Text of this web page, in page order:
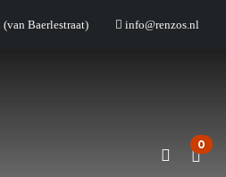
info@renzos.nl
Baerlestraat)
0